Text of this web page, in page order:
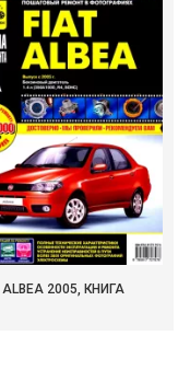
ALBEA 2005, КНИГА